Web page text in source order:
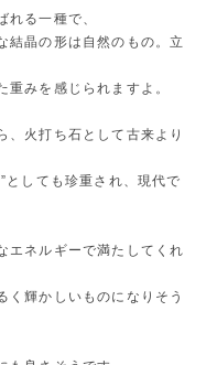
れる一種で、
結晶の形は自然のもの。立
みを感じられますよ。
、火打ち石として古来より
としても珍重され、現代で
エネルギーで満たしてくれ
く輝かしいものになりそう